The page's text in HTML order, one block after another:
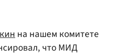
на нашем комитете
что МИД